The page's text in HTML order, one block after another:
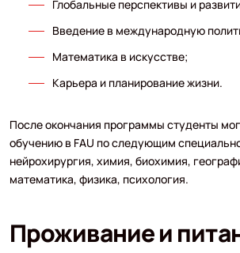
Глобальные перспективы и
Введение в международную
Математика в искусстве;
Карьера и планирование жизни.
После окончания программы студенты
обучению в FAU по следующим
нейрохирургия, химия, биохимия,
математика, физика, психология.
Проживание и